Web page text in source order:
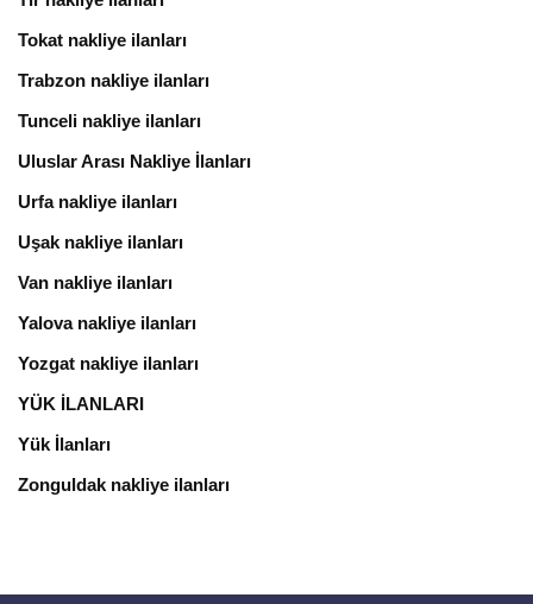
Tokat nakliye ilanları
Trabzon nakliye ilanları
Tunceli nakliye ilanları
Uluslar Arası Nakliye İlanları
Urfa nakliye ilanları
Uşak nakliye ilanları
Van nakliye ilanları
Yalova nakliye ilanları
Yozgat nakliye ilanları
YÜK İLANLARI
Yük İlanları
Zonguldak nakliye ilanları